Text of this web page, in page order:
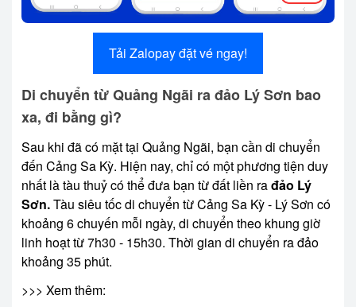
Tải Zalopay đặt vé ngay!
Di chuyển từ Quảng Ngãi ra đảo Lý Sơn bao
xa, đi bằng gì?
Sau khi đã có mặt tại Quảng Ngãi, bạn cần di chuyển
đến Cảng Sa Kỳ. Hiện nay, chỉ có một phương tiện duy
nhất là tàu thuỷ có thể đưa bạn từ đất liền rađảo Lý
Sơn.Tàu siêu tốc di chuyển từ Cảng Sa Kỳ - Lý Sơn có
khoảng 6 chuyến mỗi ngày, di chuyển theo khung giờ
linh hoạt từ 7h30 - 15h30. Thời gian di chuyển ra đảo
khoảng 35 phút.
>>> Xem thêm: